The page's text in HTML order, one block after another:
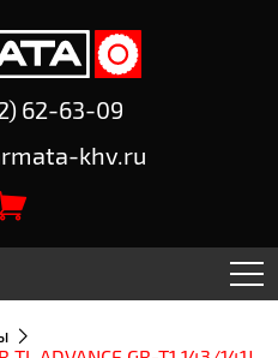
62-63-09
khv.ru